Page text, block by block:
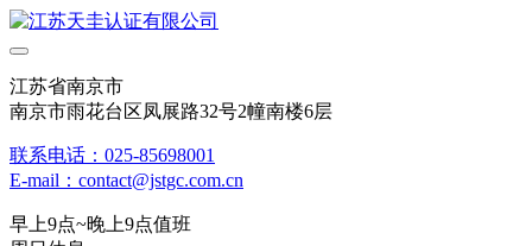
江苏省南京市
南京市雨花台区凤展路32号2幢南楼6层
联系电话：025-85698001
E-mail：contact@jstgc.com.cn
早上9点~晚上9点值班